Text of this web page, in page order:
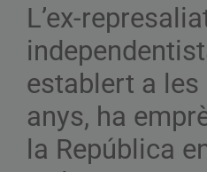
L’ex-
establert a les
anys, ha
la República